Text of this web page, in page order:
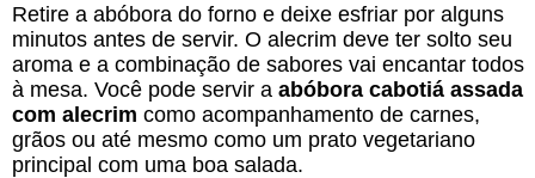
Retire a abóbora do forno e deixe esfriar por alguns
minutos antes de servir. O alecrim deve ter solto seu
aroma e a combinação de sabores vai encantar todos
à mesa. Você pode servir a abóbora cabotiá assada
com alecrim como acompanhamento de carnes,
grãos ou até mesmo como um prato vegetariano
principal com uma boa salada.